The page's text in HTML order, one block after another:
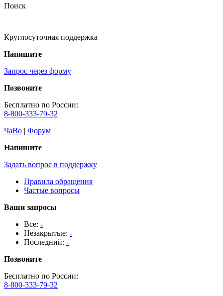
Поиск
Круглосуточная поддержка
Напишите
Запрос через форму
Позвоните
Бесплатно по России:
8-800-333-79-32
ЧаВо | Форум
Напишите
Задать вопрос в поддержку
Правила обращения
Частые вопросы
Ваши запросы
Все: -
Незакрытые: -
Последний: -
Позвоните
Бесплатно по России:
8-800-333-79-32